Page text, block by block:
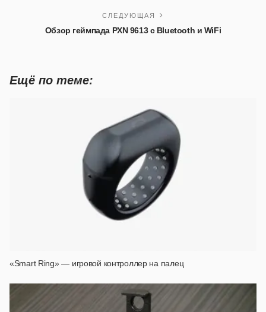
СЛЕДУЮЩАЯ
Обзор геймпада PXN 9613 с Bluetooth и WiFi
Ещё по теме:
«Smart Ring» — игровой контроллер на палец